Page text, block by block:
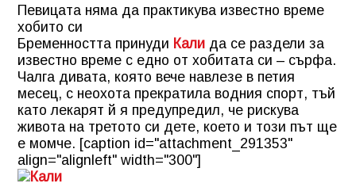
Певицата няма да практикува известно време
хобито си
Бременността принуди Кали да се раздели за
известно време с едно от хобитата си – сърфа.
Чалга дивата, която вече навлезе в петия
месец, с неохота прекратила водния спорт, тъй
като лекарят й я предупредил, че рискува
живота на третото си дете, което и този път ще
е момче. [caption id="attachment_291353"
align="alignleft" width="300"]